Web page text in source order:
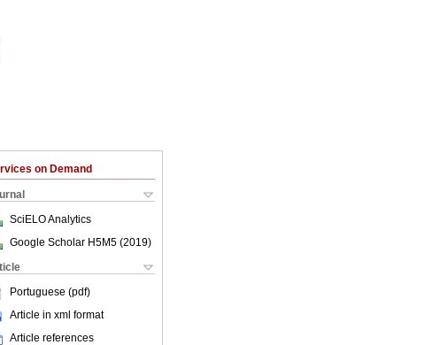
on Demand
SciELO Analytics
Google Scholar H5M5 (2019)
Portuguese (pdf)
Article in xml format
Article references